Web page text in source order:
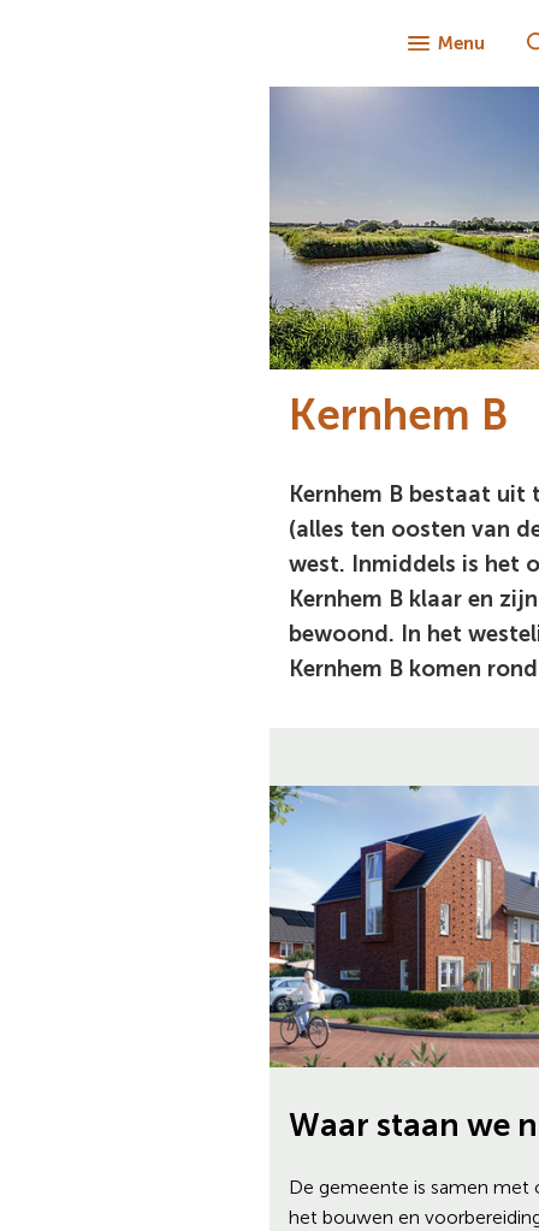
Menu
Kernhem B
Kernhem B bestaat uit
(alles ten oosten van
west. Inmiddels is het
Kernhem B klaar en
bewoond. In het
Kernhem B komen
Waar staan we
De gemeente is samen met
het bouwen en